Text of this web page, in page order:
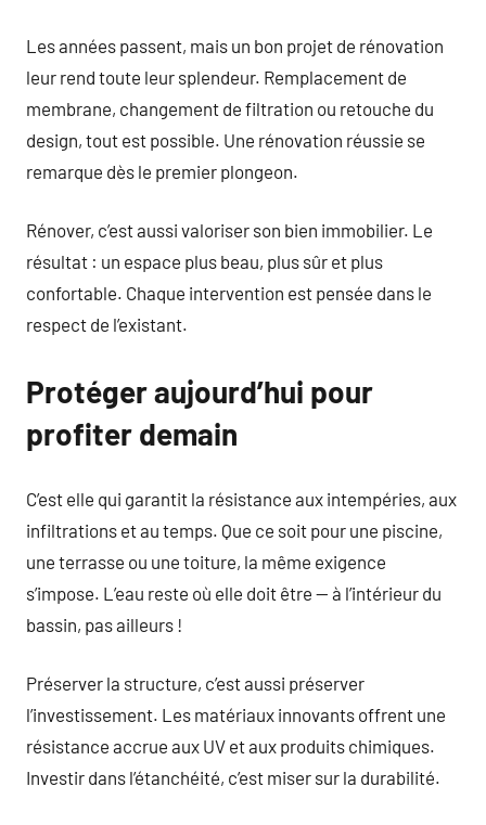
Les années passent, mais un bon projet de rénovation
leur rend toute leur splendeur. Remplacement de
membrane, changement de filtration ou retouche du
design, tout est possible. Une rénovation réussie se
remarque dès le premier plongeon.
Rénover, c’est aussi valoriser son bien immobilier. Le
résultat : un espace plus beau, plus sûr et plus
confortable. Chaque intervention est pensée dans le
respect de l’existant.
Protéger aujourd’hui pour
profiter demain
C’est elle qui garantit la résistance aux intempéries, aux
infiltrations et au temps. Que ce soit pour une piscine,
une terrasse ou une toiture, la même exigence
s’impose. L’eau reste où elle doit être — à l’intérieur du
bassin, pas ailleurs !
Préserver la structure, c’est aussi préserver
l’investissement. Les matériaux innovants offrent une
résistance accrue aux UV et aux produits chimiques.
Investir dans l’étanchéité, c’est miser sur la durabilité.